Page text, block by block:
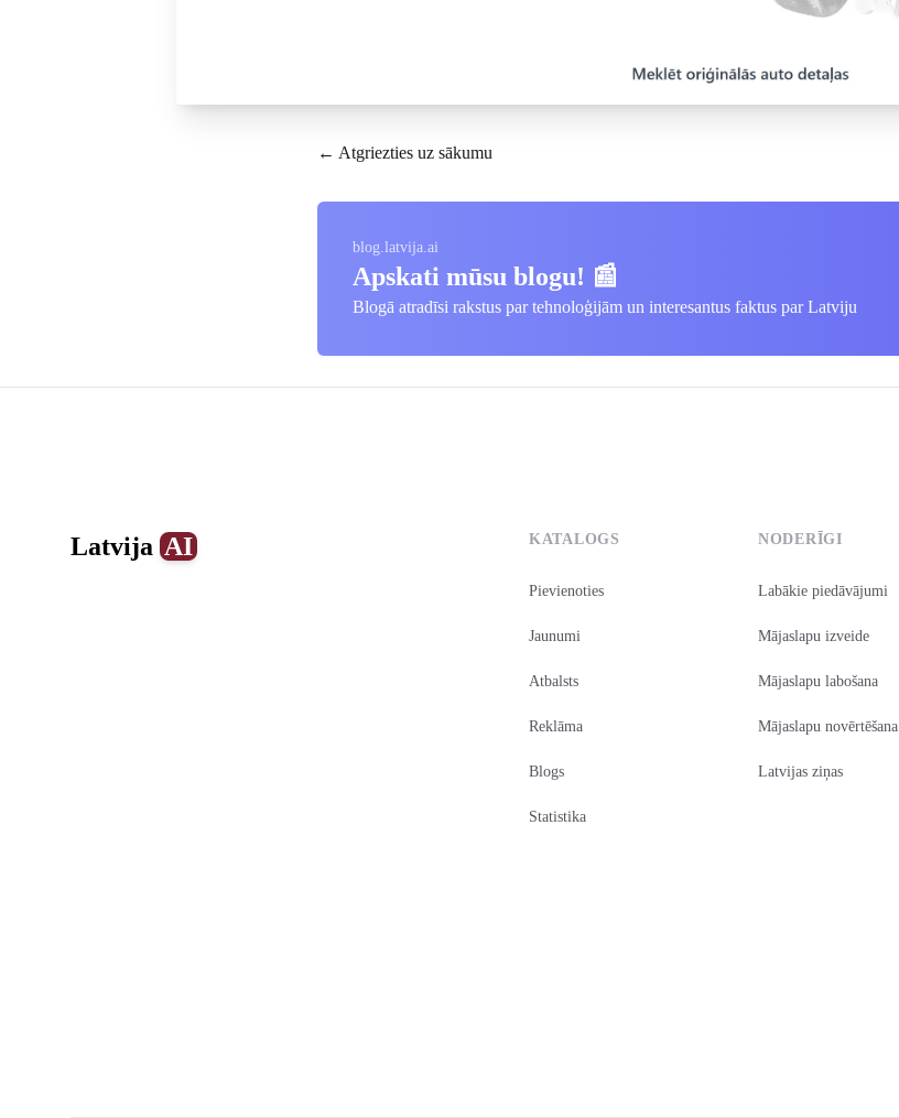
← Atgriezties uz sākumu
blog.latvija.ai
Apskati mūsu blogu! 📰
Blogā atradīsi rakstus par tehnoloģijām un interesantus faktus par Latviju
Latvija AI KATALOGS
Pievienoties
Jaunumi
Atbalsts
Reklāma
Blogs
Statistika
NODERĪGI
Labākie piedāvājumi
Mājaslapu izveide
Mājaslapu labošana
Mājaslapu novērtēšana
Latvijas ziņas